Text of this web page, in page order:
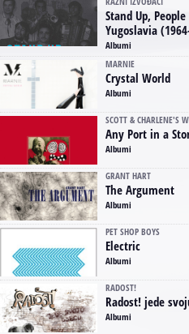
Stand Up,
Yugoslavia
Albumi
MARNIE
Crystal World
Albumi
SCOTT & CHARLENE'S
Any Port in a
Albumi
GRANT HART
The Argument
Albumi
PET SHOP BOYS
Electric
Albumi
RADOST!
Radost! jede
Albumi